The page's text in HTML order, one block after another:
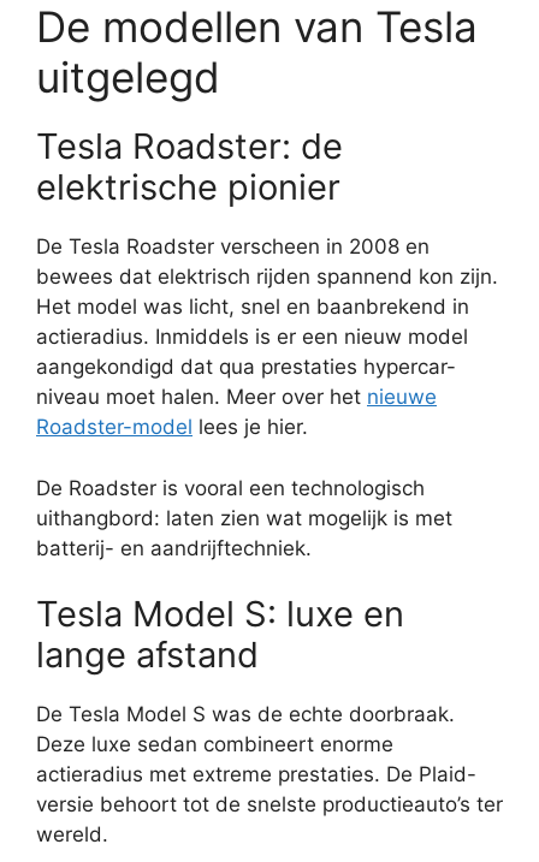
De modellen van Tesla
uitgelegd
Tesla Roadster: de
elektrische pionier
De Tesla Roadster verscheen in 2008 en
bewees dat elektrisch rijden spannend kon zijn.
Het model was licht, snel en baanbrekend in
actieradius. Inmiddels is er een nieuw model
aangekondigd dat qua prestaties hypercar-
niveau moet halen. Meer over het nieuwe
Roadster-model lees je hier.
De Roadster is vooral een technologisch
uithangbord: laten zien wat mogelijk is met
batterij- en aandrijftechniek.
Tesla Model S: luxe en
lange afstand
De Tesla Model S was de echte doorbraak.
Deze luxe sedan combineert enorme
actieradius met extreme prestaties. De Plaid-
versie behoort tot de snelste productieauto’s ter
wereld.